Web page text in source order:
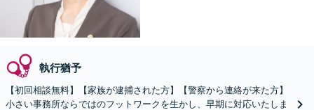
執行猶予
【初回相談無料】【家族が逮捕された方】【警察から連絡が来た方】
小さい事務所ならではのフットワークを生かし、早期に対応いたしま